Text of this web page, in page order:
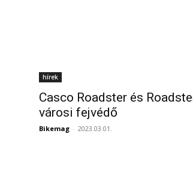
hírek
Casco Roadster és
városi fejvédő
Bikemag - 2023.03.01.